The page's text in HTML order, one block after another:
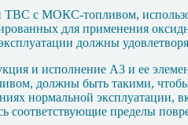
ТВС с МОКС-топливом,
для применения
должны
и исполнение A3 и ее
должны быть такими,
нормальной эксплуатации,
соответствующие пределы